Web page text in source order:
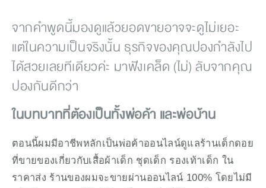
จากคำพูดนี้มองดูแล้วยอดขายอาจจะดูไม่เยอะ
แต่ในความเป็นจริงนั้น ธุรกิจของคุณปองกำลังไป
ได้สวยเลยทีเดียวค่ะ มาฟังเคล็ด (ไม่) ลับจากคุณ
ปองกันดีกว่า
ในบทบาทที่ต้องเป็นทั้งพ่อค้า และพ่อบ้าน
ตอนนี้ผมมีอาชีพหลักเป็นพ่อค้าออนไลน์ดูแลร้านเด็กดอย
ที่ขายของเกี่ยวกับเสื้อผ้าเด็ก ชุดเด็ก รองเท้าเด็ก ใน
ราคาส่ง ร้านของผมจะขายผ่านออนไลน์ 100% โดยไม่มี